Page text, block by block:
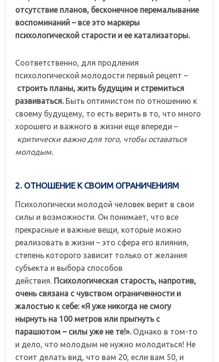
отсутствие планов, бесконечное перемалывание
воспоминаний – все это маркеры
психологической старости и ее катализаторы.
Соответственно, для продления
психологической молодости первый рецепт –
строить планы, жить будущим и стремиться
развиваться.Быть оптимистом по отношению к
своему будущему, то есть верить в то, что много
хорошего и важного в жизни еще впереди –
критически важно для того, чтобы оставаться
молодым.
2. ОТНОШЕНИЕ К СВОИМ ОГРАНИЧЕНИЯМ
Психологически молодой человек верит в свои
силы и возможности. Он понимает, что все
прекрасные и важные вещи, которые можно
реализовать в жизни – это сфера его влияния,
степень которого зависит только от желания
субъекта и выбора способов
действия. Психологическая старость, напротив,
очень связана с чувством ограниченности и
жалостью к себе: «Я уже никогда не смогу
нырнуть на 100 метров или прыгнуть с
парашютом – силы уже не те!».Однако в том-то
и дело, что молодым не нужно молодиться! Не
стоит делать вид, что вам 20, если вам 50, и